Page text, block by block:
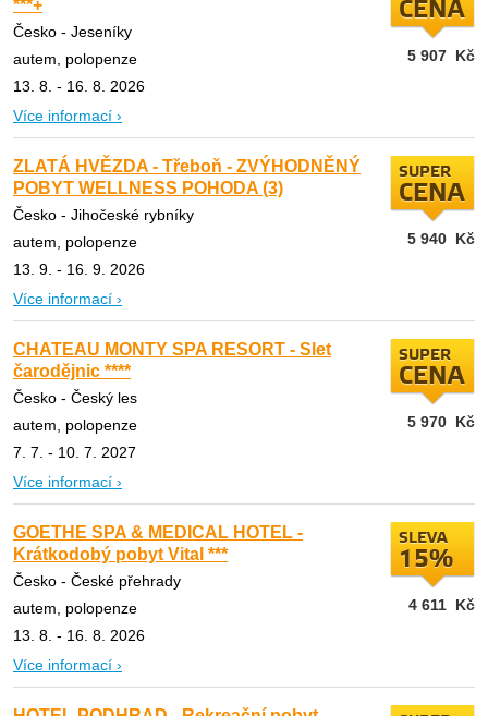
***+
Česko - Jeseníky
autem, polopenze
13. 8. - 16. 8. 2026
Více informací ›
CENA
5 907 Kč
ZLATÁ HVĚZDA - Třeboň - ZVÝHODNĚNÝ
POBYT WELLNESS POHODA (3)
Česko - Jihočeské rybníky
autem, polopenze
13. 9. - 16. 9. 2026
Více informací ›
SUPER
CENA
5 940 Kč
CHATEAU MONTY SPA RESORT - Slet
čarodějnic ****
Česko - Český les
autem, polopenze
7. 7. - 10. 7. 2027
Více informací ›
SUPER
CENA
5 970 Kč
GOETHE SPA & MEDICAL HOTEL -
Krátkodobý pobyt Vital ***
Česko - České přehrady
autem, polopenze
13. 8. - 16. 8. 2026
Více informací ›
SLEVA
15%
4 611 Kč